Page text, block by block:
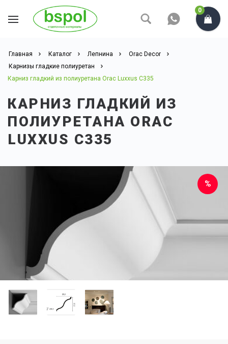
0
Главная Каталог Лепнина
Orac Decor
Карнизы гладкие полиуретан
Карниз гладкий из полиуретана Orac Luxxus C335
КАРНИЗ ГЛАДКИЙ ИЗ
ПОЛИУРЕТАНА ORAC
LUXXUS C335